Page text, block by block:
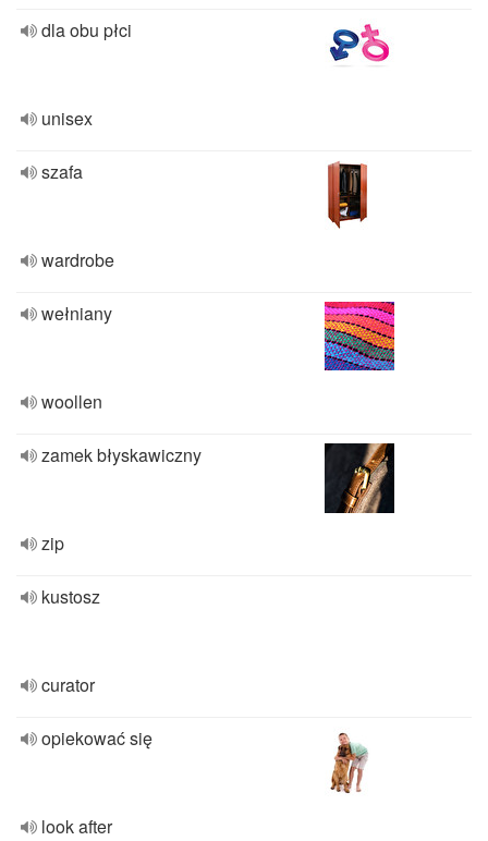
dla obu płci
unisex
szafa
wardrobe
wełniany
woollen
zamek błyskawiczny
zip
kustosz
curator
opiekować się
look after